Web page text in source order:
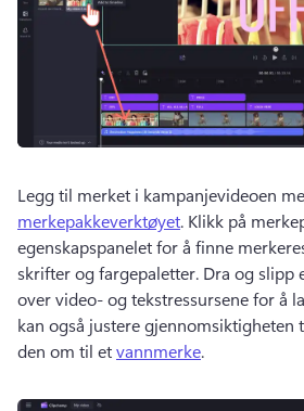
Legg til merket i kampanjevideoen
merkepakkeverktøyet. Klikk på
egenskapspanelet for å finne
skrifter og fargepaletter. Dra og slipp
over video- og tekstressursene for å
kan også justere gjennomsiktigheten
den om til et vannmerke.